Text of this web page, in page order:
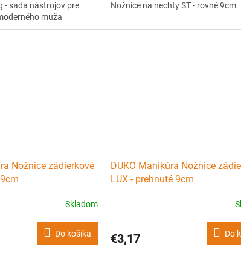
- sada nástrojov pre
muža
Nožnice na nechty ST - rovné 9cm
Nožnice zádierkové
Skladom
Do košíka
DUKO Manikúra Nožnice
LUX - prehnuté 9cm
€3,17 Do